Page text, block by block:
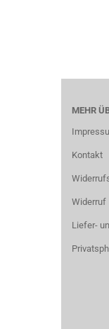
MEHR
Kontakt
Widerruf
Liefer-